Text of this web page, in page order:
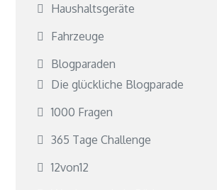
Haushaltsgeräte
Fahrzeuge
Blogparaden
Die glückliche Blogparade
1000 Fragen
365 Tage Challenge
12von12